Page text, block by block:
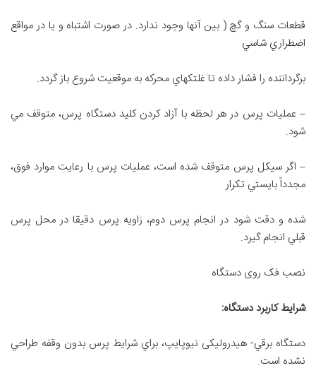
قطعات سنگ و گچ ( بين آنها وجود ندارد. در صورت اشتباه و يا در مواقع
اضطراري شاسي
برگرداننده را فشار داده تا غلتكهاي محركه به موقعيت شروع باز گردد.
– عمليات پرس در هر لحظه با آزاد كردن كليد دستگاه پرس، متوقف مي
شود.
– اگر سیكل پرس متوقف شده است، عمليات پرس با رعايت موارد فوق،
مجدداً بايستي تكرار
شده و دقت شود در انجام پرس دوم، زاويه پرس دقيقا در محل پرس
قبلي انجام گيرد.
نصب فک روی دستگاه
شرايط كاربرد دستگاه:
دستگاه برقي- هيدرولیكی نيوپايپ، براي شرايط پرس بدون وقفه طراحي
نشده است.